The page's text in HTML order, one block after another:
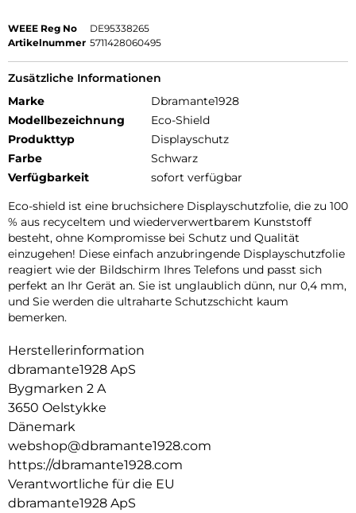
WEEE Reg No
DE95338265
Artikelnummer 5711428060495
Zusätzliche Informationen
Marke
Dbramante1928
Modellbezeichnung
Eco-Shield
Produkttyp
Displayschutz
Farbe
Schwarz
Verfügbarkeit
sofort verfügbar
Eco-shield ist eine bruchsichere Displayschutzfolie, die zu 100
% aus recyceltem und wiederverwertbarem Kunststoff
besteht, ohne Kompromisse bei Schutz und Qualität
einzugehen! Diese einfach anzubringende Displayschutzfolie
reagiert wie der Bildschirm Ihres Telefons und passt sich
perfekt an Ihr Gerät an. Sie ist unglaublich dünn, nur 0,4 mm,
und Sie werden die ultraharte Schutzschicht kaum
bemerken.
Herstellerinformation
dbramante1928 ApS
Bygmarken 2 A
3650 Oelstykke
Dänemark
webshop@dbramante1928.com
https://dbramante1928.com
Verantwortliche für die EU
dbramante1928 ApS